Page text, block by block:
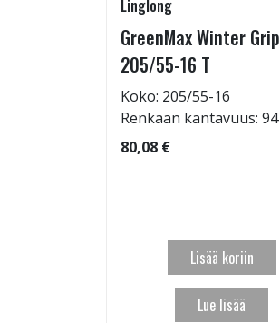
Linglong
GreenMax Winter Grip
205/55-16 T
Koko: 205/55-16
Renkaan kantavuus: 94
80,08 €
Lisää koriin
Lue lisää